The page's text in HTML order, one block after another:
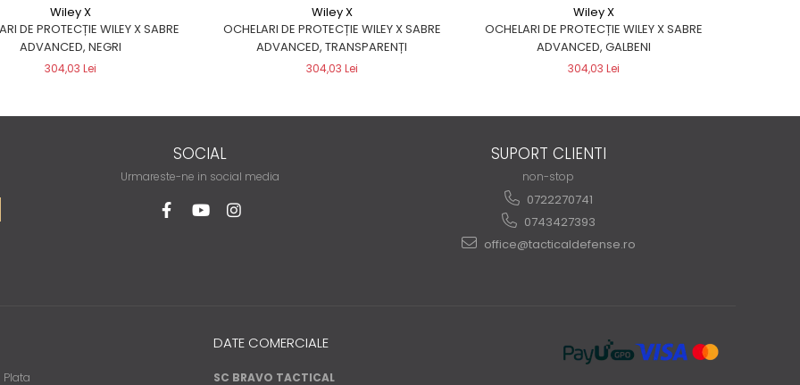
Wiley X
DE PROTECȚIE WILEY X SABRE
ADVANCED, NEGRI
304,03 Lei
Wiley X
OCHELARI DE PROTECȚIE WILEY X SABRE
ADVANCED, TRANSPARENȚI
304,03 Lei
Wiley X
OCHELARI DE PROTECȚIE WILEY X SABRE
ADVANCED, GALBENI
304,03 Lei
SOCIAL
Urmareste-ne in social media
SUPORT CLIENTI
non-stop
0722270741
0743427393
office@tacticaldefense.ro
Plata
DATE COMERCIALE
SC BRAVO TACTICAL